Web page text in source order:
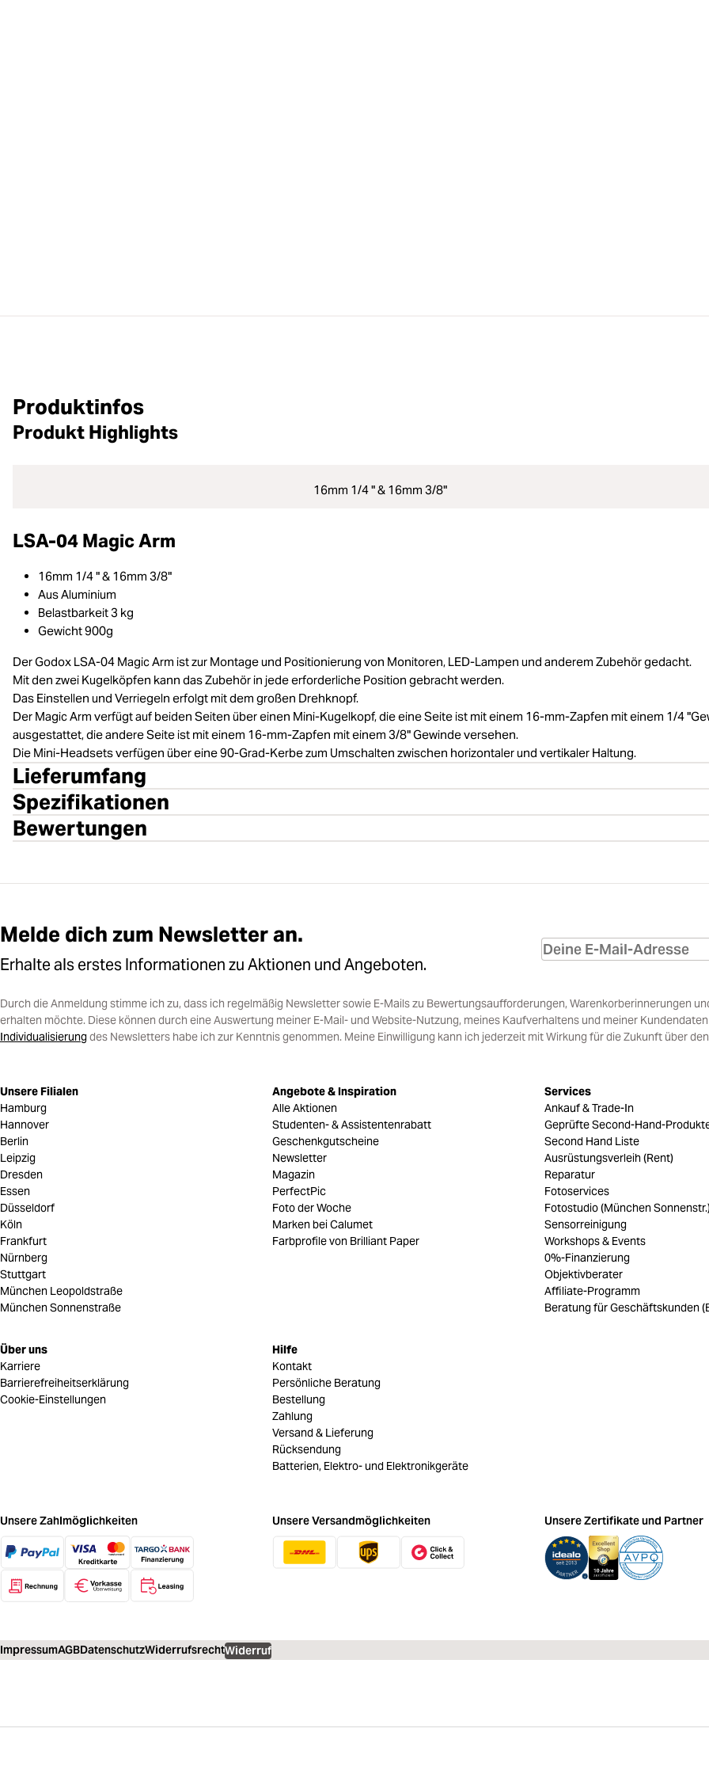
Produktinfos
Produkt Highlights
16mm 1/4 " & 16mm 3/8"
LSA-04 Magic Arm
16mm 1/4 " & 16mm 3/8"
Aus Aluminium
Belastbarkeit 3 kg
Gewicht 900g
Der Godox LSA-04 Magic Arm ist zur Montage und Positionierung von Monitoren, LED-Lampen und anderem Zubehör gedacht.
Mit den zwei Kugelköpfen kann das Zubehör in jede erforderliche Position gebracht werden.
Das Einstellen und Verriegeln erfolgt mit dem großen Drehknopf.
Der Magic Arm verfügt auf beiden Seiten über einen Mini-Kugelkopf, die eine Seite ist mit einem 16-mm-Zapfen mit einem 1/4
ausgestattet, die andere Seite ist mit einem 16-mm-Zapfen mit einem 3/8" Gewinde versehen.
Die Mini-Headsets verfügen über eine 90-Grad-Kerbe zum Umschalten zwischen horizontaler und vertikaler Haltung.
Lieferumfang
Spezifikationen
Bewertungen
Melde dich zum Newsletter an.
Erhalte als erstes Informationen zu Aktionen und Angeboten.
Durch die Anmeldung stimme ich zu, dass ich regelmäßig Newsletter sowie E-Mails zu Bewertungsaufforderungen, Warenkorberinnerungen
erhalten möchte. Diese können durch eine Auswertung meiner E-Mail- und Website-Nutzung, meines Kaufverhaltens und meiner
Individualisierungdes Newsletters habe ich zur Kenntnis genommen. Meine Einwilligung kann ich jederzeit mit Wirkung für die Zukunft über
Unsere Filialen
Hamburg
Hannover
Berlin
Leipzig
Dresden
Essen
Düsseldorf
Köln
Frankfurt
Nürnberg
Stuttgart
München Leopoldstraße
München Sonnenstraße
Über uns
Karriere
Barrierefreiheitserklärung
Cookie-Einstellungen
Angebote & Inspiration
Alle Aktionen
Studenten- & Assistentenrabatt
Geschenkgutscheine
Newsletter
Magazin
PerfectPic
Foto der Woche
Marken bei Calumet
Farbprofile von Brilliant Paper
Hilfe
Kontakt
Persönliche Beratung
Bestellung
Zahlung
Versand & Lieferung
Rücksendung
Batterien, Elektro- und Elektronikgeräte
Services
Ankauf & Trade-In
Geprüfte Second-Hand-
Second Hand Liste
Ausrüstungsverleih (Rent)
Reparatur
Fotoservices
Fotostudio (München
Sensorreinigung
Workshops & Events
0%-Finanzierung
Objektivberater
Affiliate-Programm
Beratung für Geschäftskunden
Unsere Zahlmöglichkeiten Unsere Versandmöglichkeiten Unsere Zertifikate und Partner
ImpressumAGBDatenschutzWiderrufsrechtWiderruf